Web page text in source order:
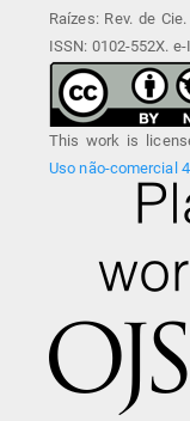
Raízes: Rev. de
ISSN: 0102-552X.
This work is
Uso não-comercial